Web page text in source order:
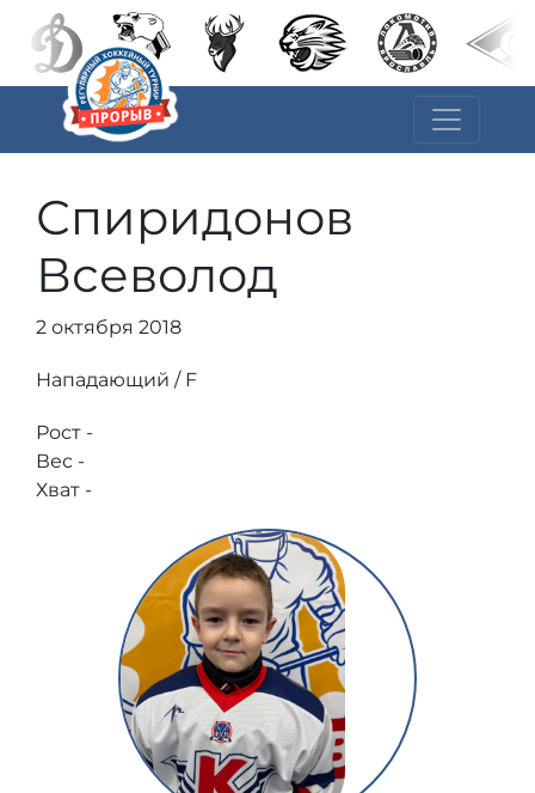
Спиридонов
Всеволод
2 октября 2018
Нападающий / F
Рост -
Вес -
Хват -